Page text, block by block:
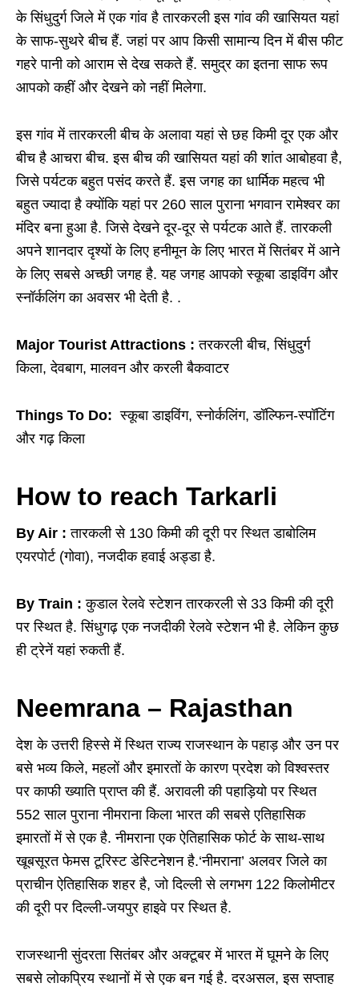
के सिंधुदुर्ग जिले में एक गांव है तारकरली इस गांव की खासियत यहां
के साफ-सुथरे बीच हैं. जहां पर आप किसी सामान्य दिन में बीस फीट
गहरे पानी को आराम से देख सकते हैं. समुद्र का इतना साफ रूप
आपको कहीं और देखने को नहीं मिलेगा.
इस गांव में तारकरली बीच के अलावा यहां से छह किमी दूर एक और
बीच है आचरा बीच. इस बीच की खासियत यहां की शांत आबोहवा है,
जिसे पर्यटक बहुत पसंद करते हैं. इस जगह का धार्मिक महत्व भी
बहुत ज्यादा है क्योंकि यहां पर 260 साल पुराना भगवान रामेश्वर का
मंदिर बना हुआ है. जिसे देखने दूर-दूर से पर्यटक आते हैं. तारकली
अपने शानदार दृश्यों के लिए हनीमून के लिए भारत में सितंबर में आने
के लिए सबसे अच्छी जगह है. यह जगह आपको स्कूबा डाइविंग और
स्नॉर्कलिंग का अवसर भी देती है. .
Major Tourist Attractions : तरकरली बीच, सिंधुदुर्ग
किला, देवबाग, मालवन और करली बैकवाटर
Things To Do: स्कूबा डाइविंग, स्नोर्कलिंग, डॉल्फिन-स्पॉटिंग
और गढ़ किला
How to reach Tarkarli
By Air : तारकली से 130 किमी की दूरी पर स्थित डाबोलिम
एयरपोर्ट (गोवा), नजदीक हवाई अड्डा है.
By Train : कुडाल रेलवे स्टेशन तारकरली से 33 किमी की दूरी
पर स्थित है. सिंधुगढ़ एक नजदीकी रेलवे स्टेशन भी है. लेकिन कुछ
ही ट्रेनें यहां रुकती हैं.
Neemrana – Rajasthan
देश के उत्तरी हिस्से में स्थित राज्य राजस्थान के पहाड़ और उन पर
बसे भव्य किले, महलों और इमारतों के कारण प्रदेश को विश्वस्तर
पर काफी ख्याति प्राप्त की हैं. अरावली की पहाड़ियो पर स्थित
552 साल पुराना नीमराना किला भारत की सबसे एतिहासिक
इमारतों में से एक है. नीमराना एक ऐतिहासिक फोर्ट के साथ-साथ
खूबसूरत फेमस टूरिस्ट डेस्टिनेशन है.‘नीमराना’ अलवर जिले का
प्राचीन ऐतिहासिक शहर है, जो दिल्ली से लगभग 122 किलोमीटर
की दूरी पर दिल्ली-जयपुर हाइवे पर स्थित है.
राजस्थानी सुंदरता सितंबर और अक्टूबर में भारत में घूमने के लिए
सबसे लोकप्रिय स्थानों में से एक बन गई है. दरअसल, इस सप्ताह